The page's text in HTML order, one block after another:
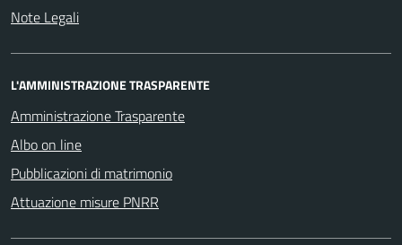
Note Legali
L'AMMINISTRAZIONE TRASPARENTE
Amministrazione Trasparente
Albo on line
Pubblicazioni di matrimonio
Attuazione misure PNRR